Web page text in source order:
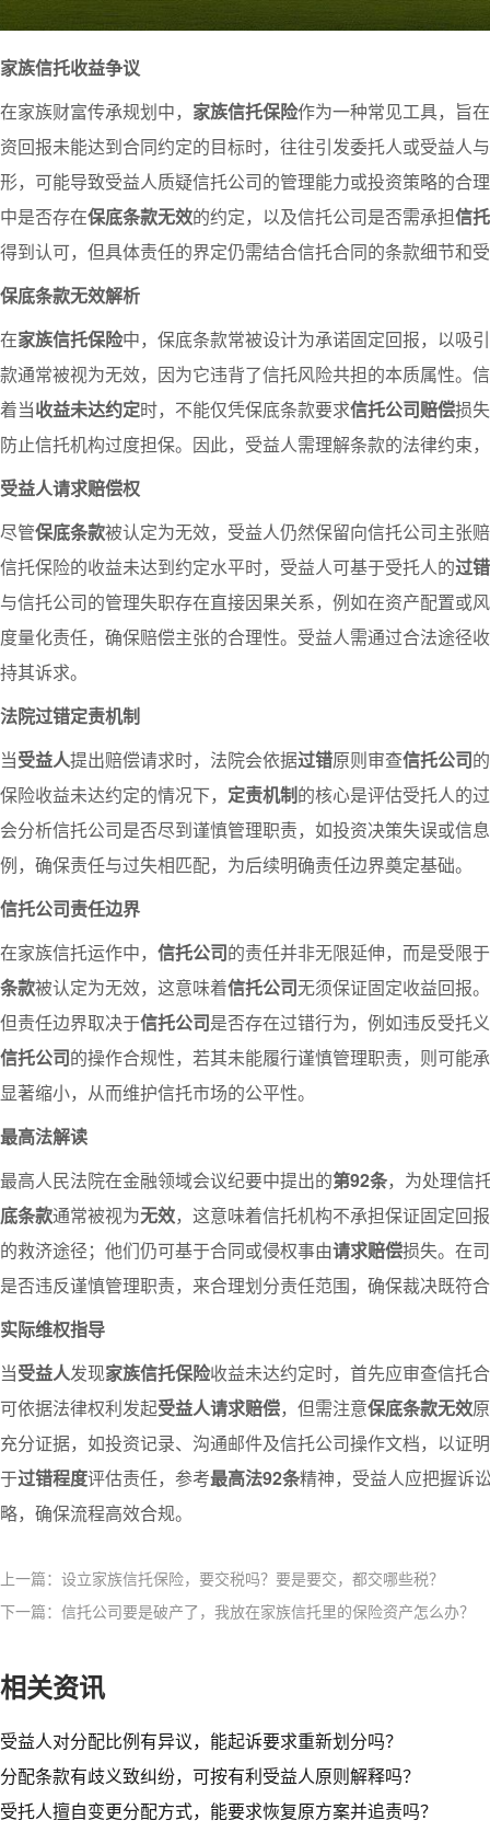
家族信托收益争议
在家族财富传承规划中， 家族信托保险作为一种常见工具，旨
资回报未能达到合同约定的目标时，往往引发委托人或受益人
形，可能导致受益人质疑信托公司的管理能力或投资策略的合
中是否存在保底条款无效的约定，以及信托公司是否需承担信
得到认可，但具体责任的界定仍需结合信托合同的条款细节和
保底条款无效解析
在家族信托保险中，保底条款常被设计为承诺固定回报，以吸
款通常被视为无效，因为它违背了信托风险共担的本质属性。
着当收益未达约定时，不能仅凭保底条款要求信托公司赔偿损
防止信托机构过度担保。因此，受益人需理解条款的法律约束
受益人请求赔偿权
尽管保底条款被认定为无效，受益人仍然保留向信托公司主张
信托保险的收益未达到约定水平时，受益人可基于受托人的过错
与信托公司的管理失职存在直接因果关系，例如在资产配置或
度量化责任，确保赔偿主张的合理性。受益人需通过合法途径
持其诉求。
法院过错定责机制
当受益人提出赔偿请求时，法院会依据过错原则审查信托公司
保险收益未达约定的情况下， 定责机制的核心是评估受托人的
会分析信托公司是否尽到谨慎管理职责，如投资决策失误或信
例，确保责任与过失相匹配，为后续明确责任边界奠定基础。
信托公司责任边界
在家族信托运作中， 信托公司的责任并非无限延伸，而是受限
条款被认定为无效，这意味着信托公司无须保证固定收益回报
但责任边界取决于信托公司是否存在过错行为，例如违反受托
信托公司的操作合规性，若其未能履行谨慎管理职责，则可能
显著缩小，从而维护信托市场的公平性。
最高法解读
最高人民法院在金融领域会议纪要中提出的第92条，为处理信
底条款通常被视为无效，这意味着信托机构不承担保证固定回
的救济途径；他们仍可基于合同或侵权事由请求赔偿损失。在
是否违反谨慎管理职责，来合理划分责任范围，确保裁决既符
实际维权指导
当受益人发现家族信托保险收益未达约定时，首先应审查信托
可依据法律权利发起受益人请求赔偿，但需注意保底条款无效
充分证据，如投资记录、沟通邮件及信托公司操作文档，以证明
于过错程度评估责任，参考最高法92条精神，受益人应把握诉
略，确保流程高效合规。
上一篇：设立家族信托保险，要交税吗？要是要交，都交哪些税？​
下一篇：信托公司要是破产了，我放在家族信托里的保险资产怎么办？​
相关资讯
受益人对分配比例有异议，能起诉要求重新划分吗？​
分配条款有歧义致纠纷，可按有利受益人原则解释吗？​
受托人擅自变更分配方式，能要求恢复原方案并追责吗？​